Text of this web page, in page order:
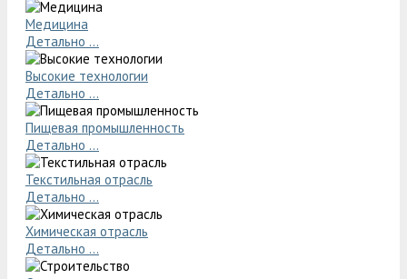
Медицина
Детально ...
Высокие технологии
Детально ...
Пищевая промышленность
Детально ...
Текстильная отрасль
Детально ...
Химическая отрасль
Детально ...